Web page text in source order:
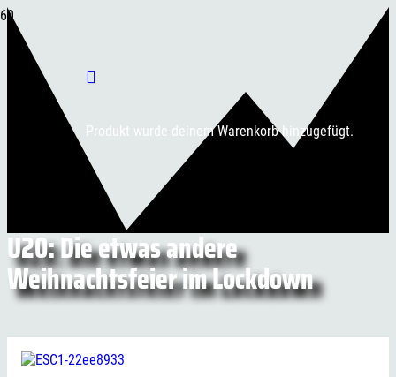
Produkt wurde deinem Warenkorb hinzugefügt.
U20: Die etwas andere
Weihnachtsfeier im Lockdown